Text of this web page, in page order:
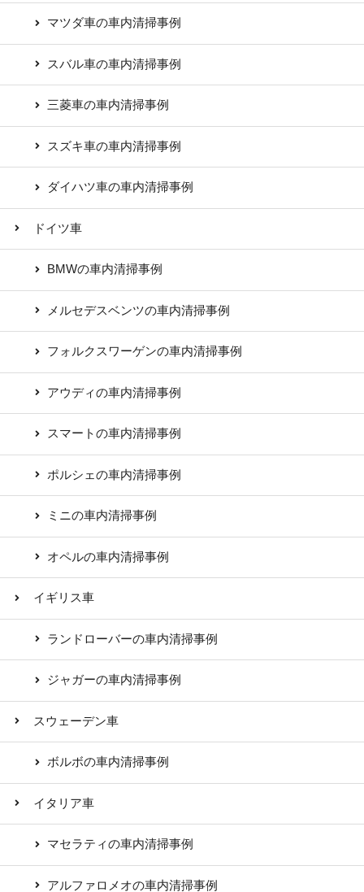
マツダ車の車内清掃事例
スバル車の車内清掃事例
三菱車の車内清掃事例
スズキ車の車内清掃事例
ダイハツ車の車内清掃事例
ドイツ車
BMWの車内清掃事例
メルセデスベンツの車内清掃事例
フォルクスワーゲンの車内清掃事例
アウディの車内清掃事例
スマートの車内清掃事例
ポルシェの車内清掃事例
ミニの車内清掃事例
オペルの車内清掃事例
イギリス車
ランドローバーの車内清掃事例
ジャガーの車内清掃事例
スウェーデン車
ボルボの車内清掃事例
イタリア車
マセラティの車内清掃事例
アルファロメオの車内清掃事例